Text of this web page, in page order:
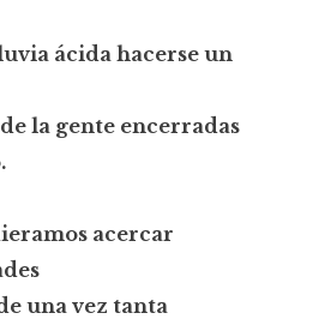
ácida hacerse un
la gente encerradas
acercar
una vez tanta